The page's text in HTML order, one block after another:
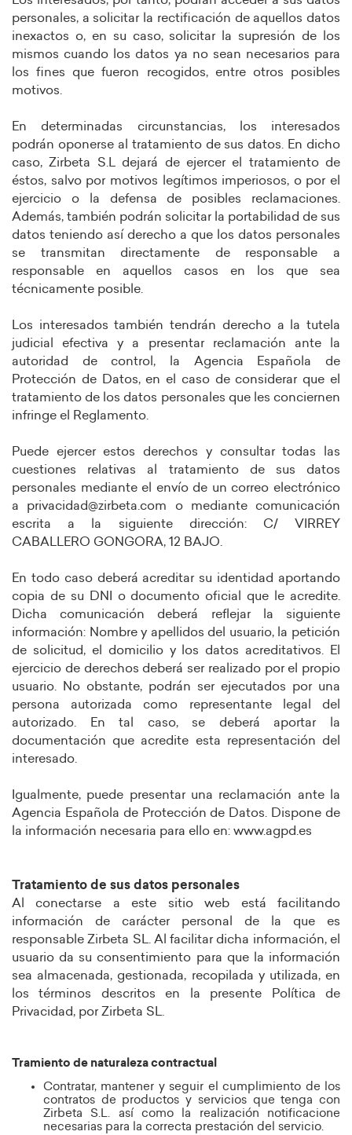
personales, a solicitar la rectificación de aquellos datos
inexactos o, en su caso, solicitar la supresión de los
mismos cuando los datos ya no sean necesarios para
los fines que fueron recogidos, entre otros posibles
motivos.
En determinadas circunstancias, los interesados
podrán oponerse al tratamiento de sus datos. En dicho
caso, Zirbeta S.L dejará de ejercer el tratamiento de
éstos, salvo por motivos legítimos imperiosos, o por el
ejercicio o la defensa de posibles reclamaciones.
Además, también podrán solicitar la portabilidad de sus
datos teniendo así derecho a que los datos personales
se transmitan directamente de responsable a
responsable en aquellos casos en los que sea
técnicamente posible.
Los interesados también tendrán derecho a la tutela
judicial efectiva y a presentar reclamación ante la
autoridad de control, la Agencia Española de
Protección de Datos, en el caso de considerar que el
tratamiento de los datos personales que les conciernen
infringe el Reglamento.
Puede ejercer estos derechos y consultar todas las
cuestiones relativas al tratamiento de sus datos
personales mediante el envío de un correo electrónico
a privacidad@zirbeta.com o mediante comunicación
escrita a la siguiente dirección: C/ VIRREY
CABALLERO GONGORA, 12 BAJO.
En todo caso deberá acreditar su identidad aportando
copia de su DNI o documento oficial que le acredite.
Dicha comunicación deberá reflejar la siguiente
información: Nombre y apellidos del usuario, la petición
de solicitud, el domicilio y los datos acreditativos. El
ejercicio de derechos deberá ser realizado por el propio
usuario. No obstante, podrán ser ejecutados por una
persona autorizada como representante legal del
autorizado. En tal caso, se deberá aportar la
documentación que acredite esta representación del
interesado.
Igualmente, puede presentar una reclamación ante la
Agencia Española de Protección de Datos. Dispone de
la información necesaria para ello en: www.agpd.es
Tratamiento de sus datos personales
Al conectarse a este sitio web está facilitando
información de carácter personal de la que es
responsable Zirbeta SL. Al facilitar dicha información, el
usuario da su consentimiento para que la información
sea almacenada, gestionada, recopilada y utilizada, en
los términos descritos en la presente Política de
Privacidad, por Zirbeta SL.
Tramiento de naturaleza contractual
Contratar, mantener y seguir el cumplimiento de los
contratos de productos y servicios que tenga con
Zirbeta S.L. así como la realización notificacione
necesarias para la correcta prestación del servicio.